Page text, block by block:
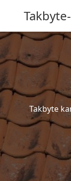
Takbyte